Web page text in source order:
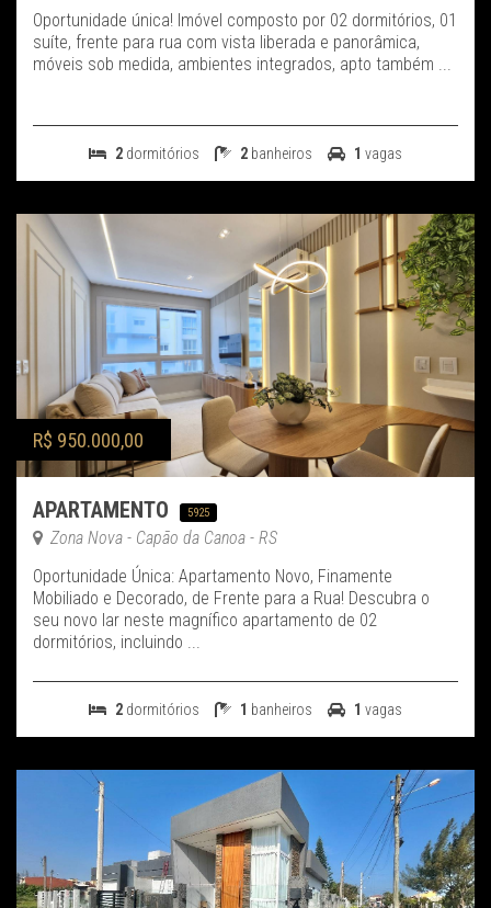
Oportunidade única! Imóvel composto por 02 dormitórios, 01
suíte, frente para rua com vista liberada e panorâmica,
móveis sob medida, ambientes integrados, apto também ...
2 dormitórios 2 banheiros 1 vagas
R$ 950.000,00
APARTAMENTO 5925
Zona Nova - Capão da Canoa - RS
Oportunidade Única: Apartamento Novo, Finamente
Mobiliado e Decorado, de Frente para a Rua! Descubra o
seu novo lar neste magnífico apartamento de 02
dormitórios, incluindo ...
2 dormitórios 1 banheiros 1 vagas